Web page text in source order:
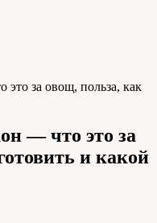
это за овощ, польза, как
— что это за
и какой